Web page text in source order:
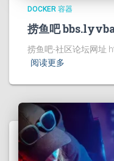
DOCKER 容器
捞鱼吧
捞鱼吧-社区论坛网址
阅读更多